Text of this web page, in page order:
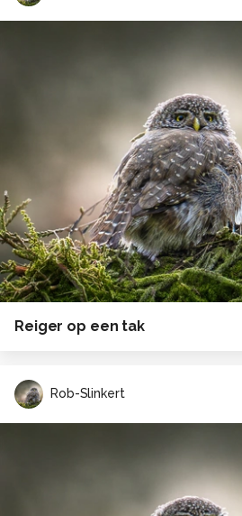
Reiger op een tak
Rob-Slinkert